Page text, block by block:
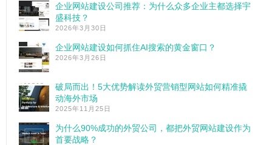
企业网站建设公司推荐：为什么众多企业主都选择宇
盛科技？
2026年3月30日
企业网站建设如何抓住AI搜索的黄金窗口？
2026年3月26日
破局而出！5大优势解读外贸营销型网站如何精准撬
动海外市场
2025年11月25日
为什么90%成功的外贸公司，都把外贸网站建设作为
首要战略？